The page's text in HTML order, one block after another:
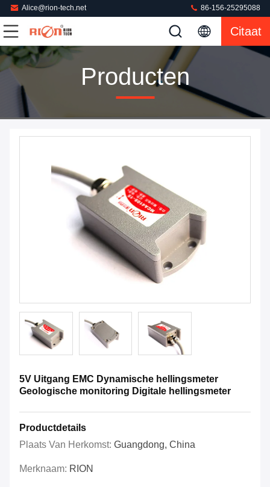
Alice@rion-tech.net 86-156-25295088
Citaat
Producten
5V Uitgang EMC Dynamische hellingsmeter
Geologische monitoring Digitale hellingsmeter
Productdetails
Plaats Van Herkomst: Guangdong, China
Merknaam: RION